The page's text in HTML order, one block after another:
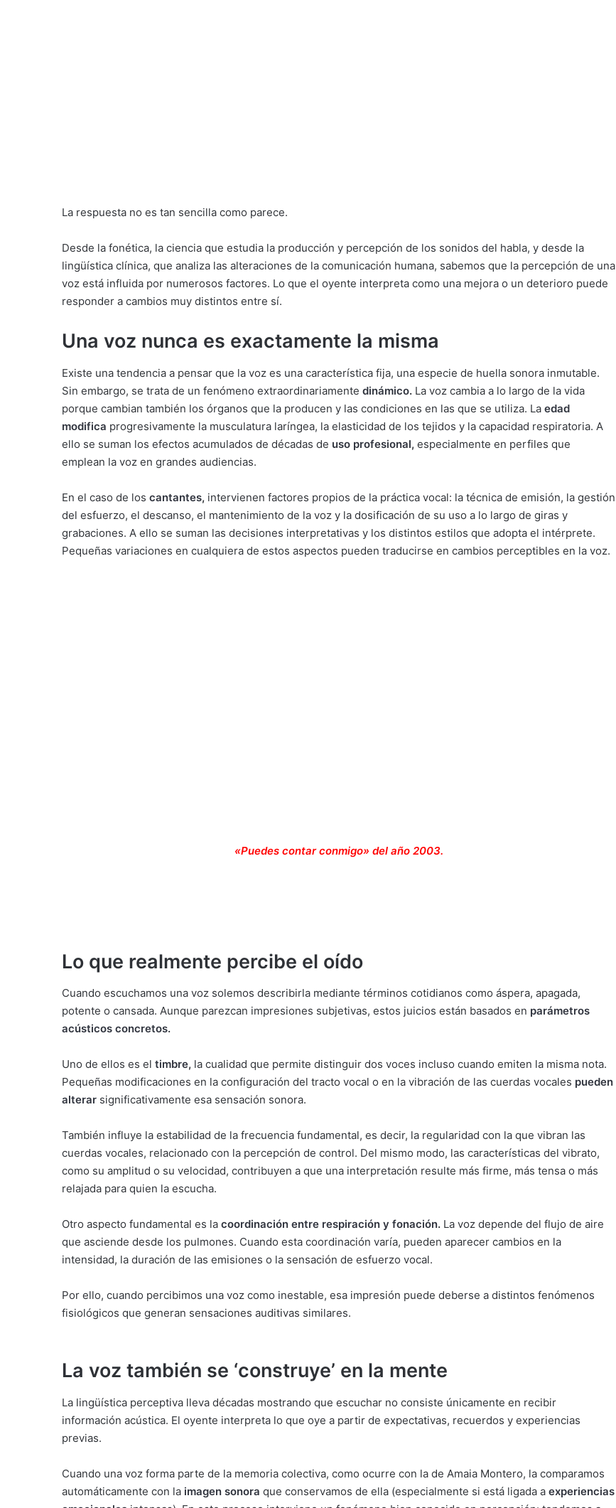
La respuesta no es tan sencilla como parece.
Desde la fonética, la ciencia que estudia la producción y percepción de los sonidos del habla, y desde la
lingüística clínica, que analiza las alteraciones de la comunicación humana, sabemos que la percepción de una
voz está influida por numerosos factores. Lo que el oyente interpreta como una mejora o un deterioro puede
responder a cambios muy distintos entre sí.
Una voz nunca es exactamente la misma
Existe una tendencia a pensar que la voz es una característica fija, una especie de huella sonora inmutable.
Sin embargo, se trata de un fenómeno extraordinariamente dinámico. La voz cambia a lo largo de la vida
porque cambian también los órganos que la producen y las condiciones en las que se utiliza. La edad
modifica progresivamente la musculatura laríngea, la elasticidad de los tejidos y la capacidad respiratoria. A
ello se suman los efectos acumulados de décadas de uso profesional, especialmente en perfiles que
emplean la voz en grandes audiencias.
En el caso de los cantantes, intervienen factores propios de la práctica vocal: la técnica de emisión, la gestión
del esfuerzo, el descanso, el mantenimiento de la voz y la dosificación de su uso a lo largo de giras y
grabaciones. A ello se suman las decisiones interpretativas y los distintos estilos que adopta el intérprete.
Pequeñas variaciones en cualquiera de estos aspectos pueden traducirse en cambios perceptibles en la voz.
«Puedes contar conmigo» del año 2003.
Lo que realmente percibe el oído
Cuando escuchamos una voz solemos describirla mediante términos cotidianos como áspera, apagada,
potente o cansada. Aunque parezcan impresiones subjetivas, estos juicios están basados en parámetros
acústicos concretos.
Uno de ellos es el timbre, la cualidad que permite distinguir dos voces incluso cuando emiten la misma nota.
Pequeñas modificaciones en la configuración del tracto vocal o en la vibración de las cuerdas vocales pueden
alterar significativamente esa sensación sonora.
También influye la estabilidad de la frecuencia fundamental, es decir, la regularidad con la que vibran las
cuerdas vocales, relacionado con la percepción de control. Del mismo modo, las características del vibrato,
como su amplitud o su velocidad, contribuyen a que una interpretación resulte más firme, más tensa o más
relajada para quien la escucha.
Otro aspecto fundamental es la coordinación entre respiración y fonación. La voz depende del flujo de aire
que asciende desde los pulmones. Cuando esta coordinación varía, pueden aparecer cambios en la
intensidad, la duración de las emisiones o la sensación de esfuerzo vocal.
Por ello, cuando percibimos una voz como inestable, esa impresión puede deberse a distintos fenómenos
fisiológicos que generan sensaciones auditivas similares.
La voz también se ‘construye’ en la mente
La lingüística perceptiva lleva décadas mostrando que escuchar no consiste únicamente en recibir
información acústica. El oyente interpreta lo que oye a partir de expectativas, recuerdos y experiencias
previas.
Cuando una voz forma parte de la memoria colectiva, como ocurre con la de Amaia Montero, la comparamos
automáticamente con la imagen sonora que conservamos de ella (especialmente si está ligada a experiencias